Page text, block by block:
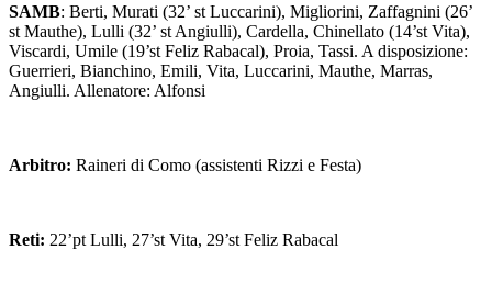
SAMB: Berti, Murati (32’ st Luccarini), Migliorini, Zaffagnini (26’
st Mauthe), Lulli (32’ st Angiulli), Cardella, Chinellato (14’st Vita),
Viscardi, Umile (19’st Feliz Rabacal), Proia, Tassi. A disposizione:
Guerrieri, Bianchino, Emili, Vita, Luccarini, Mauthe, Marras,
Angiulli. Allenatore: Alfonsi
Arbitro: Raineri di Como (assistenti Rizzi e Festa)
Reti: 22’pt Lulli, 27’st Vita, 29’st Feliz Rabacal